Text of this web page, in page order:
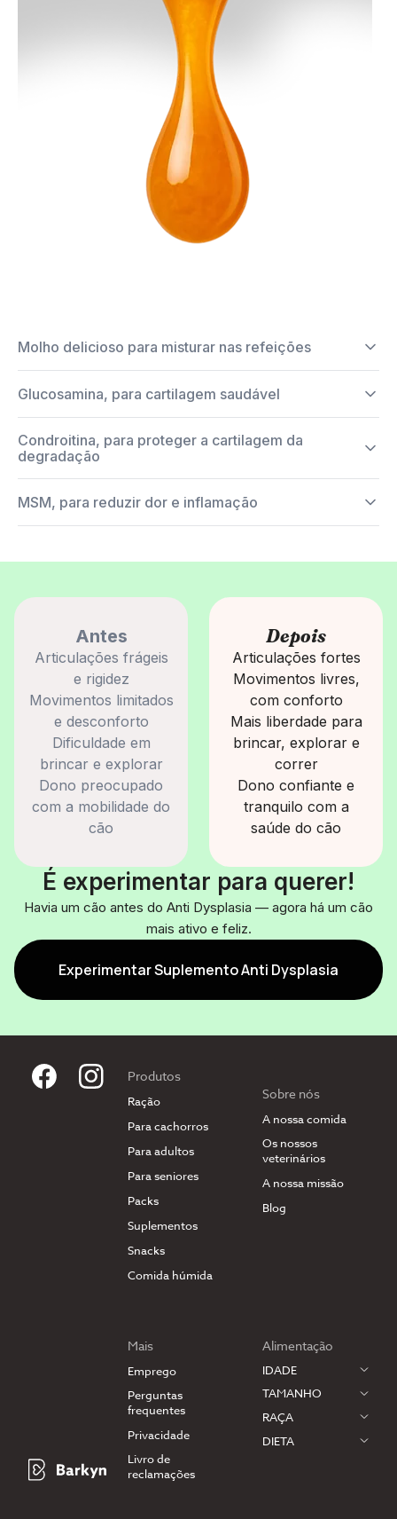
Molho delicioso para misturar nas refeições
Glucosamina, para cartilagem saudável
Condroitina, para proteger a cartilagem da
degradação
MSM, para reduzir dor e inflamação
É experimentar para querer!
Havia um cão antes do Anti Dysplasia — agora há um cão
mais ativo e feliz.
Experimentar Suplemento Anti Dysplasia
Antes
Articulações frágeis
e rigidez
Movimentos limitados
e desconforto
Dificuldade em
brincar e explorar
Dono preocupado
com a mobilidade do
cão
Depois
Articulações fortes
Movimentos livres,
com conforto
Mais liberdade para
brincar, explorar e
correr
Dono confiante e
tranquilo com a
saúde do cão
Produtos
Ração
Para cachorros
Para adultos
Para seniores
Packs
Suplementos
Snacks
Comida húmida
Sobre nós
A nossa comida
Os nossos
veterinários
A nossa missão
Blog
Mais
Emprego
Perguntas
frequentes
Privacidade
Livro de
reclamações
Alimentação
IDADE
TAMANHO
RAÇA
DIETA